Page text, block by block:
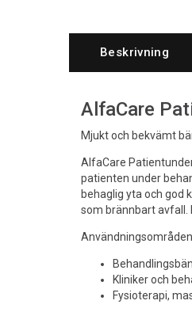
Beskrivning
AlfaCare
Mjukt och bekvämt
AlfaCare
patienten under
behaglig yta och god
som brännbart avfall.
Användningsområden
Kliniker och
Fysioterapi,